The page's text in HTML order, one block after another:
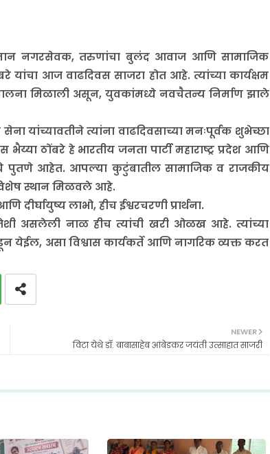
नगरसेवक, तरुणांचा बुलंद आवाज आणि सामाजिक
आज वाढदिवस साजरा होत आहे. त्यांच्या कार्यक्षम
मिळाली असून, युवकांमध्ये नवचैतन्य निर्माण झाले
यांच्यावतीने त्यांना वाढदिवसाच्या मनःपूर्वक शुभेच्छा
ठोंबरे हे भारतीय जनता पार्टी महाराष्ट्र प्रदेश आणि
पुतणे आहेत. आपल्या कुटुंबातील सामाजिक व राजकीय
स्थान मिळवले आहे.
लाभो, हीच ईश्वरचरणी प्रार्थना.
असलेली नाळ हीच त्यांची खरी ओळख आहे. त्यांच्या
येईल, असा विश्वास कार्यकर्ते आणि नागरिक व्यक्त करत
NEWER
विटा येथे डॉ. बाबासाहेब आंबेडकर जयंती उत्साहात साजरी